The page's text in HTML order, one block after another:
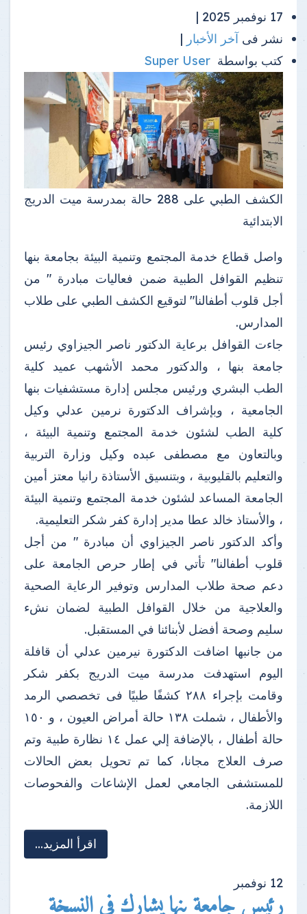
17 نوفمبر 2025 |
نشر فى آخر الأخبار |
كتب بواسطة Super User
الكشف الطبي على 288 حالة بمدرسة ميت الدريج
الابتدائية
واصل قطاع خدمة المجتمع وتنمية البيئة بجامعة بنها
تنظيم القوافل الطبية ضمن فعاليات مبادرة " من
أجل قلوب أطفالنا" لتوقيع الكشف الطبي على طلاب
المدارس.
جاءت القوافل برعاية الدكتور ناصر الجيزاوي رئيس
جامعة بنها ، والدكتور محمد الأشهب عميد كلية
الطب البشري ورئيس مجلس إدارة مستشفيات بنها
الجامعية ، وبإشراف الدكتورة نرمين عدلي وكيل
كلية الطب لشئون خدمة المجتمع وتنمية البيئة ،
وبالتعاون مع مصطفى عبده وكيل وزارة التربية
والتعليم بالقليوبية ، وبتنسيق الأستاذة رانيا معتز أمين
الجامعة المساعد لشئون خدمة المجتمع وتنمية البيئة
، والأستاذ خالد عطا مدير إدارة كفر شكر التعليمية.
وأكد الدكتور ناصر الجيزاوي أن مبادرة " من أجل
قلوب أطفالنا" تأتي في إطار حرص الجامعة على
دعم صحة طلاب المدارس وتوفير الرعاية الصحية
والعلاجية من خلال القوافل الطبية لضمان نشء
سليم وصحة أفضل لأبنائنا في المستقبل.
من جانبها اضافت الدكتورة نيرمين عدلي أن قافلة
اليوم استهدفت مدرسة ميت الدريج بكفر شكر
وقامت بإجراء ٢٨٨ كشفًا طبيًا فى تخصصي الرمد
والأطفال ، شملت ١٣٨ حالة أمراض العيون ، و ١٥٠
حالة أطفال ، بالإضافة إلي عمل ١٤ نظارة طبية وتم
صرف العلاج مجانا، كما تم تحويل بعض الحالات
للمستشفى الجامعي لعمل الإشاعات والفحوصات
اللازمة.
اقرأ المزيد...
12 نوفمبر